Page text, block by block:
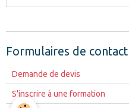
Formulaires de contact
Demande de devis
S'inscrire à une formation